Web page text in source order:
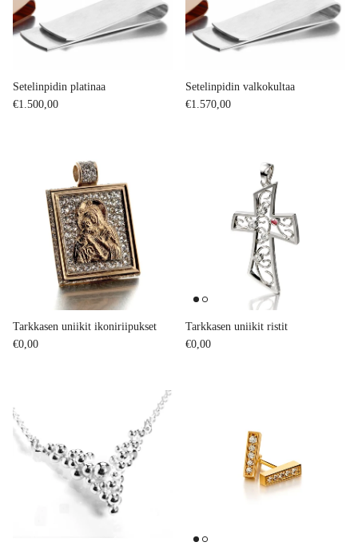
Setelinpidin platinaa
Regular price
€1.500,00
Setelinpidin valkokultaa
Regular price
€1.570,00
Tarkkasen uniikit ikoniriipukset
Regular price
€0,00
Tarkkasen uniikit ristit
Regular price
€0,00